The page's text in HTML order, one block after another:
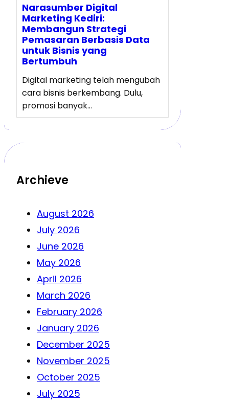
Narasumber Digital
Marketing Kediri:
Membangun Strategi
Pemasaran Berbasis Data
untuk Bisnis yang
Bertumbuh
Digital marketing telah mengubah
cara bisnis berkembang. Dulu,
promosi banyak…
Archieve
August 2026
July 2026
June 2026
May 2026
April 2026
March 2026
February 2026
January 2026
December 2025
November 2025
October 2025
July 2025